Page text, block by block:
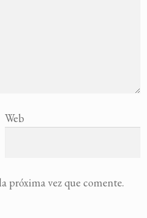
Web
próxima vez que comente.